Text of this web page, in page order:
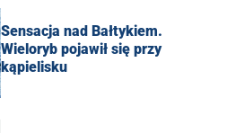
Sensacja nad Bałtykiem.
Wieloryb pojawił się przy
kąpielisku